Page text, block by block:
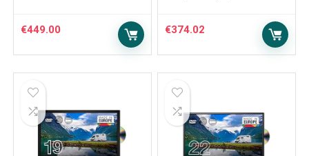
€449.00 €374.02